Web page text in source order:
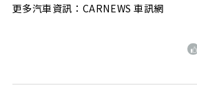
更多汽車資訊：CARNEWS 車訊網